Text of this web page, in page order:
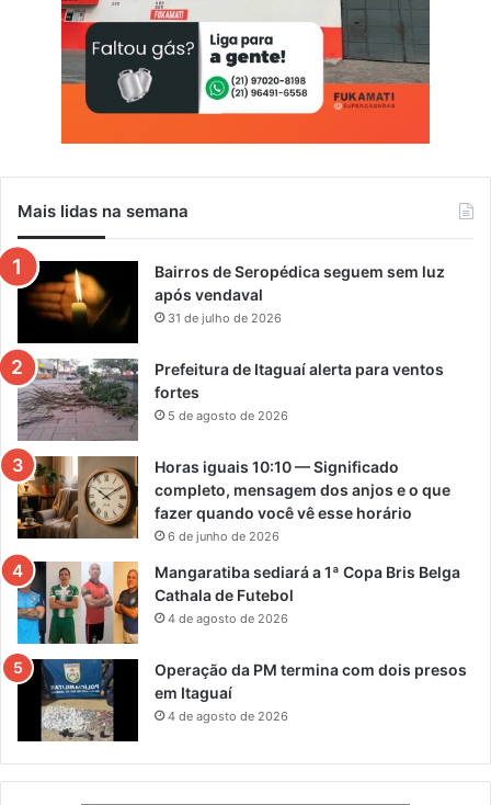
Mais lidas na semana
Bairros de Seropédica seguem sem luz
após vendaval
31 de julho de 2026
Prefeitura de Itaguaí alerta para ventos
fortes
5 de agosto de 2026
Horas iguais 10:10 — Significado
completo, mensagem dos anjos e o que
fazer quando você vê esse horário
6 de junho de 2026
Mangaratiba sediará a 1ª Copa Bris Belga
Cathala de Futebol
4 de agosto de 2026
Operação da PM termina com dois presos
em Itaguaí
4 de agosto de 2026